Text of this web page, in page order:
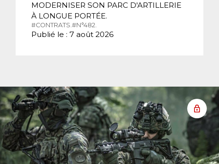
MODERNISER SON PARC D'ARTILLERIE
À LONGUE PORTÉE.
#CONTRATS.#N°482.
Publié le : 7 août 2026